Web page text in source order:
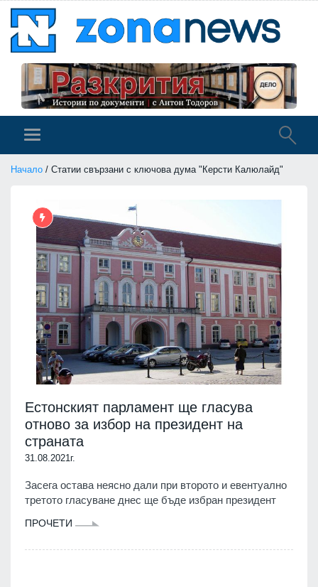
Начало / Статии свързани с ключова дума "Керсти Калюлайд"
Естонският парламент ще гласува
отново за избор на президент на
страната
31.08.2021г.
Засега остава неясно дали при второто и евентуално
третото гласуване днес ще бъде избран президент
ПРОЧЕТИ